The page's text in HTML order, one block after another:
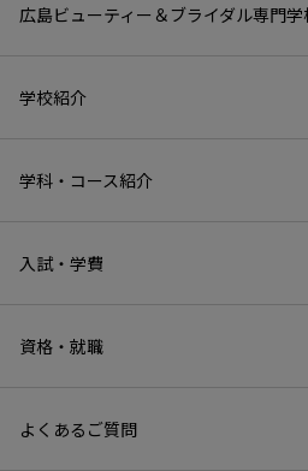
広島ビューティー＆ブライダル専門
学校紹介
学科・コース紹介
入試・学費
資格・就職
よくあるご質問